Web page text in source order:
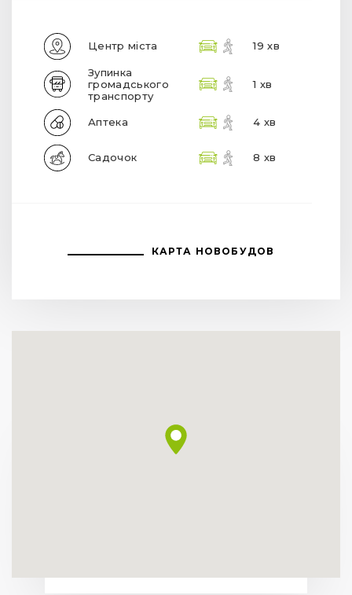
Центр міста 19 хв
Зупинка
громадського
транспорту
1 хв
Аптека 4 хв
Садочок 8 хв
КАРТА НОВОБУДОВ